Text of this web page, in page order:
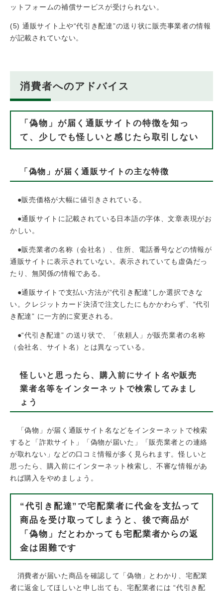
ットフォームの補償サービスが受けられない。
(5) 通販サイト上や“代引き配達”の送り状に販売事業者の情報
が記載されていない。
消費者へのアドバイス
「偽物」が届く通販サイトの特徴を知っ
て、少しでも怪しいと感じたら取引しない
「偽物」が届く通販サイトの主な特徴
●販売価格が大幅に値引きされている。
●通販サイトに記載されている日本語の字体、文章表現がお
かしい。
●販売業者の名称（会社名）、住所、電話番号などの情報が
通販サイトに表示されていない。表示されていても虚偽だっ
たり、無関係の情報である。
●通販サイトで支払い方法が“代引き配達”しか選択できな
い。クレジットカード決済で注文したにもかかわらず、“代引
き配達” に一方的に変更される。
●“代引き配達” の送り状で、「依頼人」が販売業者の名称
（会社名、サイト名）とは異なっている。
怪しいと思ったら、購入前にサイト名や販売
業者名等をインターネットで検索してみまし
ょう
「偽物」が届く通販サイト名などをインターネットで検索
すると「詐欺サイト」「偽物が届いた」「販売業者との連絡
が取れない」などの口コミ情報が多く見られます。怪しいと
思ったら、購入前にインターネット検索し、不審な情報があ
れば購入をやめましょう。
“代引き配達”で宅配業者に代金を支払って
商品を受け取ってしまうと、後で商品が
「偽物」だとわかっても宅配業者からの返
金は困難です
消費者が届いた商品を確認して「偽物」とわかり、宅配業
者に返金してほしいと申し出ても、宅配業者には “代引き配